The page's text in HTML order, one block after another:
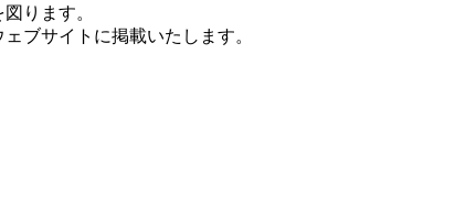
ります。
ブサイトに掲載いたします。